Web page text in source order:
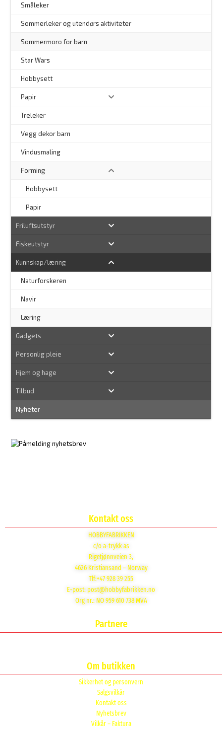
Småleker
Sommerleker og utendørs aktiviteter
Sommermoro for barn
Star Wars
Hobbysett
Papir
Treleker
Vegg dekor barn
Vindusmaling
Forming
Hobbysett
Papir
Friluftsutstyr
Fiskeutstyr
Kunnskap/læring
Naturforskeren
Navir
Læring
Gadgets
Personlig pleie
Hjem og hage
Tilbud
Nyheter
Kontakt oss
HOBBYFABRIKKEN
c/o a-trykk as
Rigetjønnveien 3,
4626 Kristiansand – Norway
Tlf:+47 928 39 255
E-post: post@hobbyfabrikken.no
Org nr.: NO 959 610 738 MVA
Partnere
Om butikken
Sikkerhet og personvern
Salgsvilkår
Kontakt oss
Nyhetsbrev
Vilkår – Faktura